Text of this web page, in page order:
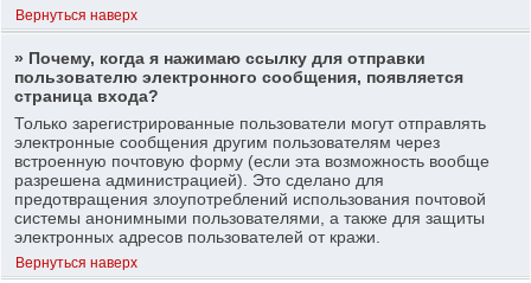
Вернуться наверх
» Почему, когда я нажимаю ссылку для отправки
пользователю электронного сообщения, появляется
страница входа?
Только зарегистрированные пользователи могут отправлять
электронные сообщения другим пользователям через
встроенную почтовую форму (если эта возможность вообще
разрешена администрацией). Это сделано для
предотвращения злоупотреблений использования почтовой
системы анонимными пользователями, а также для защиты
электронных адресов пользователей от кражи.
Вернуться наверх